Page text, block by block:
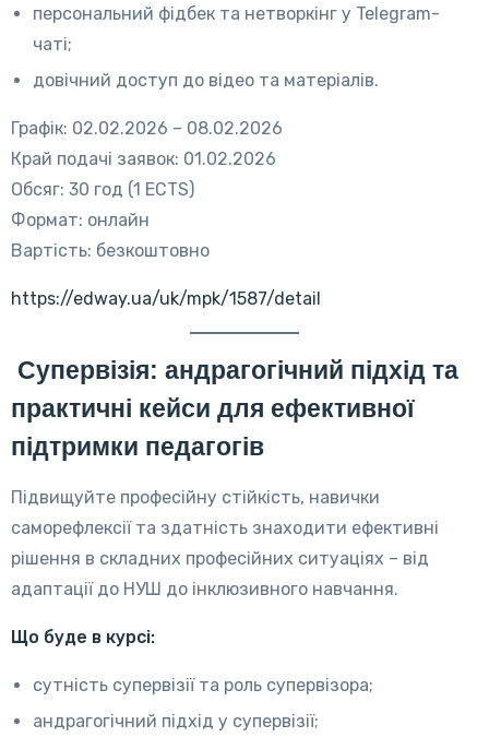
персональний фідбек та нетворкінг у Telegram-
чаті;
довічний доступ до відео та матеріалів.
Графік: 02.02.2026 – 08.02.2026
Край подачі заявок: 01.02.2026
Обсяг: 30 год (1 ECTS)
Формат: онлайн
Вартість: безкоштовно
https://edway.ua/uk/mpk/1587/detail
Супервізія: андрагогічний підхід та
практичні кейси для ефективної
підтримки педагогів
Підвищуйте професійну стійкість, навички
саморефлексії та здатність знаходити ефективні
рішення в складних професійних ситуаціях – від
адаптації до НУШ до інклюзивного навчання.
Що буде в курсі:
сутність супервізії та роль супервізора;
андрагогічний підхід у супервізії;